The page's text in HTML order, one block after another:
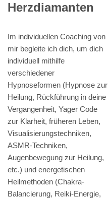
Herzdiamanten
Im individuellen Coaching von
mir begleite ich dich, um dich
individuell mithilfe
verschiedener
Hypnoseformen (Hypnose zur
Heilung, Rückführung in deine
Vergangenheit, Yager Code
zur Klarheit, früheren Leben,
Visualisierungstechniken,
ASMR-Techniken,
Augenbewegung zur Heilung,
etc.) und energetischen
Heilmethoden (Chakra-
Balancierung, Reiki-Energie,